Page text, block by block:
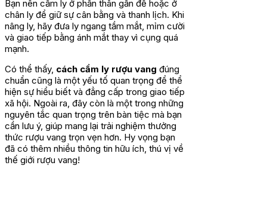
Bạn nên cầm ly ở phần thân gần đế hoặc ở
chân ly để giữ sự cân bằng và thanh lịch. Khi
nâng ly, hãy đưa ly ngang tầm mắt, mỉm cười
và giao tiếp bằng ánh mắt thay vì cụng quá
mạnh.
Có thể thấy, cách cầm ly rượu vang đúng
chuẩn cũng là một yếu tố quan trọng để thể
hiện sự hiểu biết và đẳng cấp trong giao tiếp
xã hội. Ngoài ra, đây còn là một trong những
nguyên tắc quan trọng trên bàn tiệc mà bạn
cần lưu ý, giúp mang lại trải nghiệm thưởng
thức rượu vang trọn vẹn hơn. Hy vọng bạn
đã có thêm nhiều thông tin hữu ích, thú vị về
thế giới rượu vang!